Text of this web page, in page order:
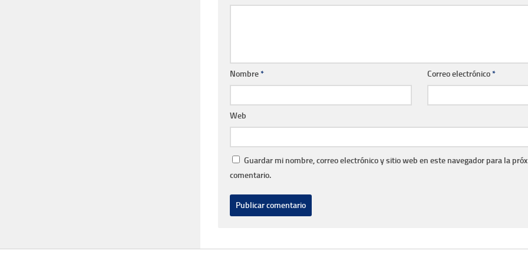
Nombre* Correo electrónico*
Web
Guardar mi nombre, correo electrónico y sitio web en este navegador para la
comentario.